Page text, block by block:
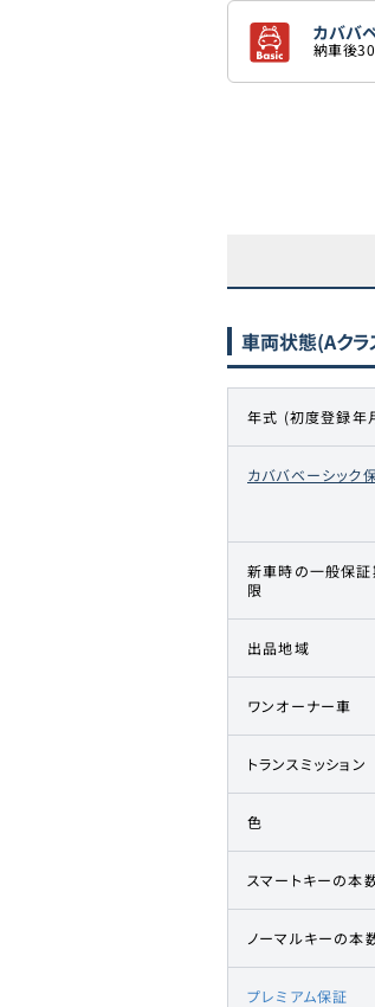
カババ
納車後
車両状態(Aク
年式 (初度登録年
カババベーシック
新車時の一般保証
限
出品地域
ワンオーナー車
トランスミッション
色
スマートキーの本
ノーマルキーの本
プレミアム保証